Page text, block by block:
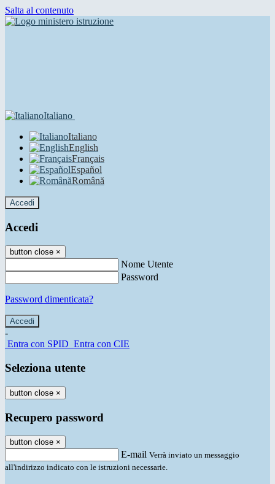
Salta al contenuto
Italiano
Italiano
English
Français
Español
Română
Accedi
Accedi
button close ×
Nome Utente
Password
Password dimenticata?
-
Entra con SPID Entra con CIE
Seleziona utente
button close ×
Recupero password
button close ×
E-mail Verrà inviato un messaggio
all'indirizzo indicato con le istruzioni necessarie.